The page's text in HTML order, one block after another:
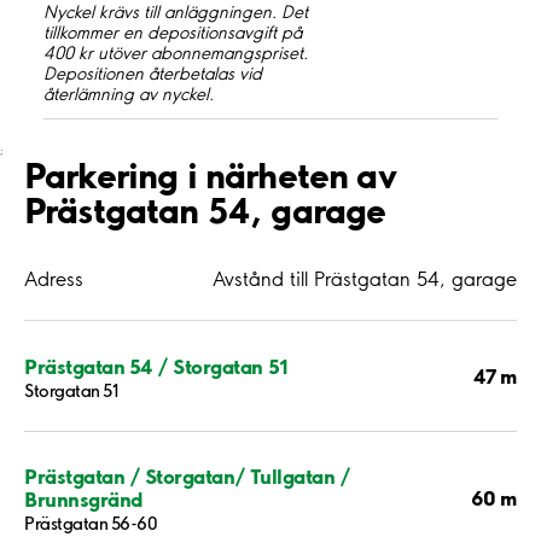
Nyckel krävs till anläggningen. Det
tillkommer en depositionsavgift på
400 kr utöver abonnemangspriset.
Depositionen återbetalas vid
återlämning av nyckel.
;
Parkering i närheten av
Prästgatan 54, garage
Adress Avstånd till Prästgatan 54, garage
Prästgatan 54 / Storgatan 51
Storgatan 51
47 m
Prästgatan / Storgatan/ Tullgatan /
Brunnsgränd
Prästgatan 56-60
60 m